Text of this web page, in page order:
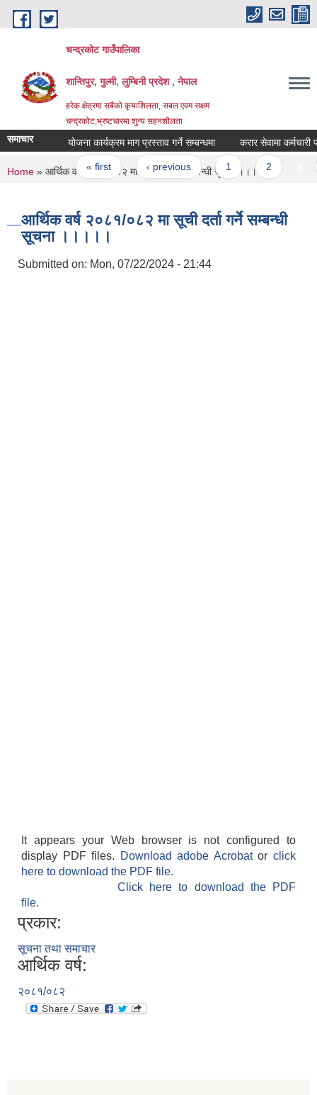
Skip to main content
चन्द्रकोट गाउँपालिका
शान्तिपुर, गुल्मी, लुम्बिनी प्रदेश , नेपाल
हरेक क्षेत्रमा सबैको कृयाशिलता, सबल एवम सक्षम
चन्द्रकोट,भ्रष्टचारमा शुन्य सहनशीलता
समाचार योजना कार्यक्रम माग प्रस्ताव गर्ने सम्बन्धमा करार सेवामा कर्मचारी
Pages
« first ‹ previous 1 2
You are here
Home » आर्थिक वर्ष २०८१/०८२ मा सूची दर्ता गर्ने सम्बन्धी सूचना ।।।।।
आर्थिक वर्ष २०८१/०८२ मा सूची दर्ता गर्ने सम्बन्धी
सूचना ।।।।।
Submitted on: Mon, 07/22/2024 - 21:44
It appears your Web browser is not configured to
display PDF files.
Download adobe Acrobatorclick
here to download the PDF file.
Click here to download the PDF
file.
प्रकार:
सूचना तथा समाचार
आर्थिक वर्ष:
२०८१/०८२